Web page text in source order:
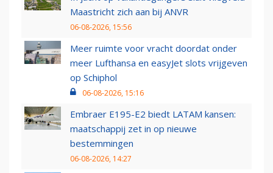
Maastricht zich aan bij ANVR
06-08-2026, 15:56
Meer ruimte voor vracht doordat onder
meer Lufthansa en easyJet slots vrijgeven
op Schiphol
06-08-2026, 15:16
Embraer E195-E2 biedt LATAM kansen:
maatschappij zet in op nieuwe
bestemmingen
06-08-2026, 14:27